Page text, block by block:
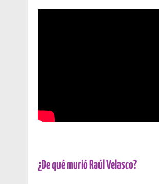
¿De qué murió Raúl Velasco?